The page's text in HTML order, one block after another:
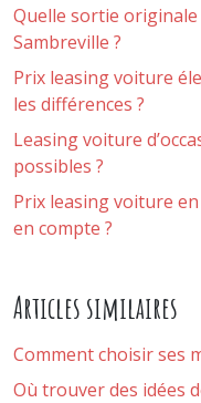
Quelle sortie
Sambreville ?
Prix leasing voiture
les différences ?
Leasing voiture
possibles ?
Prix leasing voiture
en compte ?
Articles similaires
Comment choisir ses
Où trouver des idées